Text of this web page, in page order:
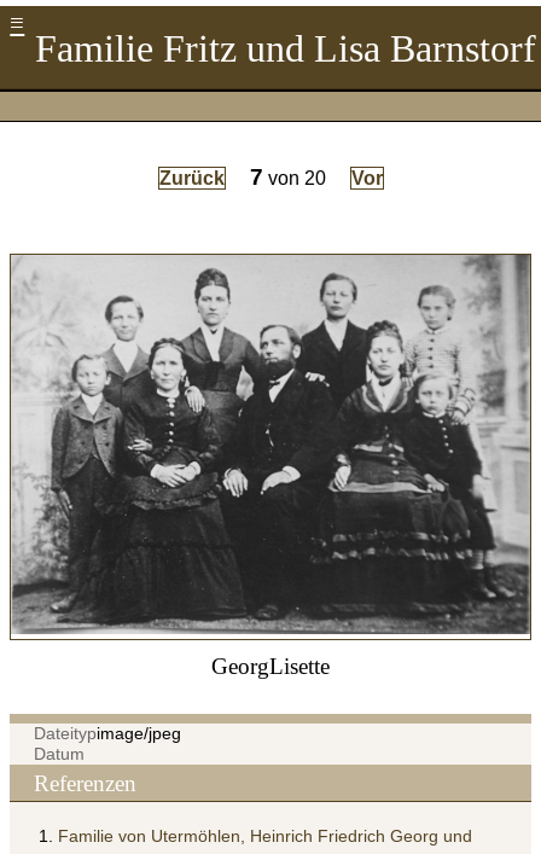
≡
Familie Fritz und Lisa Barnstorf
Zurück 7 von 20 Vor
GeorgLisette
Dateitypimage/jpeg
Datum
Referenzen
Familie von Utermöhlen, Heinrich Friedrich Georg und